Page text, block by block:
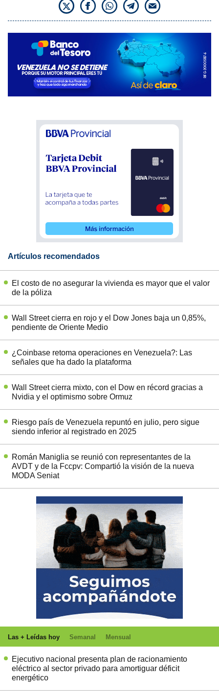
Artículos recomendados
El costo de no asegurar la vivienda es mayor que el valor
de la póliza
Wall Street cierra en rojo y el Dow Jones baja un 0,85%,
pendiente de Oriente Medio
¿Coinbase retoma operaciones en Venezuela?: Las
señales que ha dado la plataforma
Wall Street cierra mixto, con el Dow en récord gracias a
Nvidia y el optimismo sobre Ormuz
Riesgo país de Venezuela repuntó en julio, pero sigue
siendo inferior al registrado en 2025
Román Maniglia se reunió con representantes de la
AVDT y de la Fccpv: Compartió la visión de la nueva
MODA Seniat
Las + Leídas hoy Semanal Mensual
Ejecutivo nacional presenta plan de racionamiento
eléctrico al sector privado para amortiguar déficit
energético